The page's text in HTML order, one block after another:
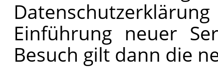
Einführung neuer
Besuch gilt dann die